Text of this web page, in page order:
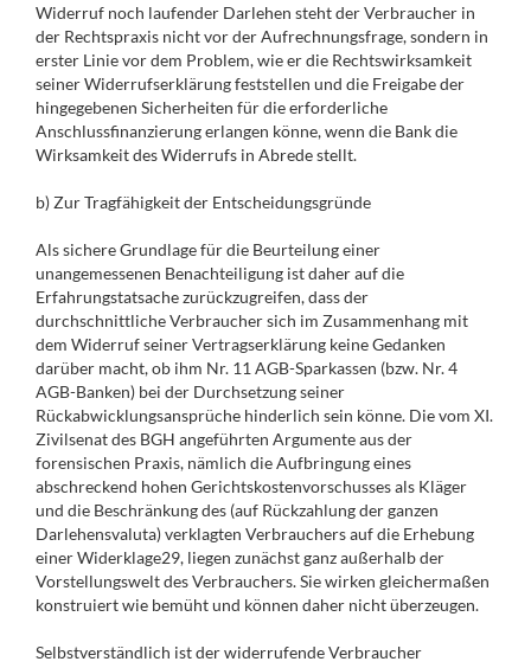
Widerruf noch laufender Darlehen steht der Verbraucher in
der Rechtspraxis nicht vor der Aufrechnungsfrage, sondern in
erster Linie vor dem Problem, wie er die Rechtswirksamkeit
seiner Widerrufserklärung feststellen und die Freigabe der
hingegebenen Sicherheiten für die erforderliche
Anschlussfinanzierung erlangen könne, wenn die Bank die
Wirksamkeit des Widerrufs in Abrede stellt.
b) Zur Tragfähigkeit der Entscheidungsgründe
Als sichere Grundlage für die Beurteilung einer
unangemessenen Benachteiligung ist daher auf die
Erfahrungstatsache zurückzugreifen, dass der
durchschnittliche Verbraucher sich im Zusammenhang mit
dem Widerruf seiner Vertragserklärung keine Gedanken
darüber macht, ob ihm Nr. 11 AGB-Sparkassen (bzw. Nr. 4
AGB-Banken) bei der Durchsetzung seiner
Rückabwicklungsansprüche hinderlich sein könne. Die vom XI.
Zivilsenat des BGH angeführten Argumente aus der
forensischen Praxis, nämlich die Aufbringung eines
abschreckend hohen Gerichtskostenvorschusses als Kläger
und die Beschränkung des (auf Rückzahlung der ganzen
Darlehensvaluta) verklagten Verbrauchers auf die Erhebung
einer Widerklage29, liegen zunächst ganz außerhalb der
Vorstellungswelt des Verbrauchers. Sie wirken gleichermaßen
konstruiert wie bemüht und können daher nicht überzeugen.
Selbstverständlich ist der widerrufende Verbraucher